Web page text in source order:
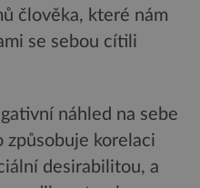
člověka, které nám
se sebou cítili
náhled na sebe
způsobuje korelaci
desirabilitou, a